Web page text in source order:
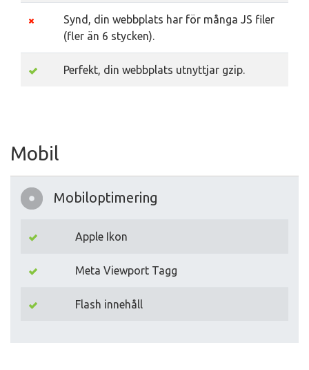
Synd, din webbplats har för många JS filer
(fler än 6 stycken).
Perfekt, din webbplats utnyttjar gzip.
Mobil
Mobiloptimering
Apple Ikon
Meta Viewport Tagg
Flash innehåll